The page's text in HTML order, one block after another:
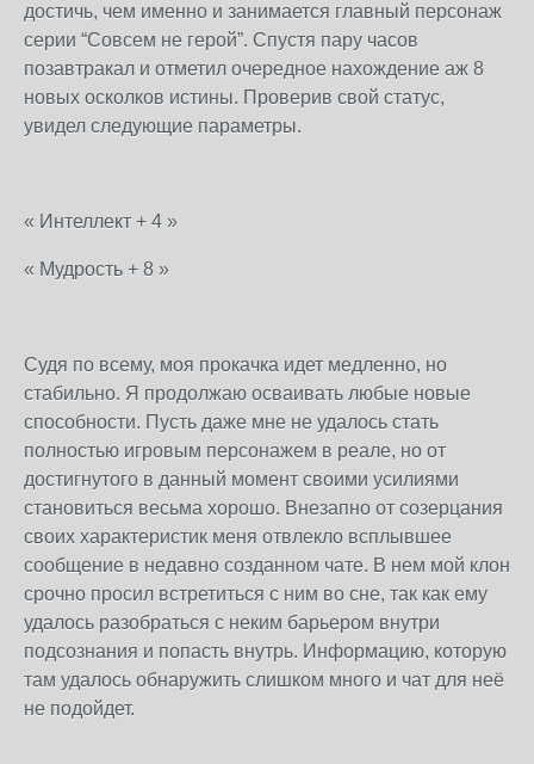
достичь, чем именно и занимается главный персонаж
серии “Совсем не герой”. Спустя пару часов
позавтракал и отметил очередное нахождение аж 8
новых осколков истины. Проверив свой статус,
увидел следующие параметры.
« Интеллект + 4 »
« Мудрость + 8 »
Судя по всему, моя прокачка идет медленно, но
стабильно. Я продолжаю осваивать любые новые
способности. Пусть даже мне не удалось стать
полностью игровым персонажем в реале, но от
достигнутого в данный момент своими усилиями
становиться весьма хорошо. Внезапно от созерцания
своих характеристик меня отвлекло всплывшее
сообщение в недавно созданном чате. В нем мой клон
срочно просил встретиться с ним во сне, так как ему
удалось разобраться с неким барьером внутри
подсознания и попасть внутрь. Информацию, которую
там удалось обнаружить слишком много и чат для неё
не подойдет.